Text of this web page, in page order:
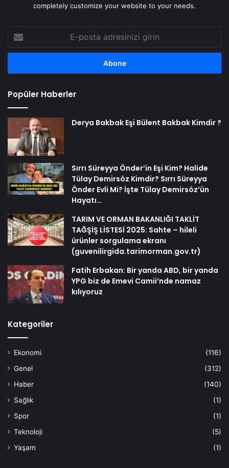
completely customize your website to your needs.
posta
adresinizi
Popüler Haberler
Derya Bakbak Eşi Bülent Bakbak Kimdir ?
Sırrı Süreyya Önder’in Eşi Kim? Halide
Tülay Demirsöz Kimdir? Sırrı Süreyya
Önder Evli Mi? İşte Tülay Demirsöz’ün
Hayatı…
TARIM VE ORMAN BAKANLIĞI TAKLİT
TAĞŞİŞ LİSTESİ 2025: Sahte – hileli
ürünler sorgulama ekranı
(guvenilirgida.tarimorman.gov.tr)
Fatih Erbakan: Bir yanda ABD, bir yanda
YPG biz de Emevi Camii’nde namaz
kılıyoruz
Kategoriler
Ekonomi
(116)
Genel
(312)
Haber
(140)
Sağlık
(1)
Spor
(1)
Teknoloji
(5)
Yaşam
(1)